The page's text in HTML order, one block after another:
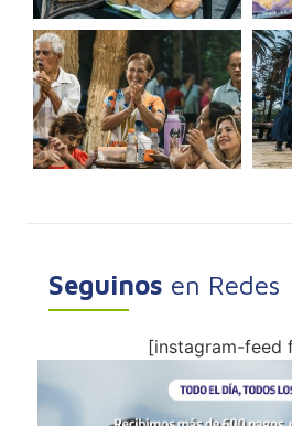
Seguinos en Redes
[instagram-feed